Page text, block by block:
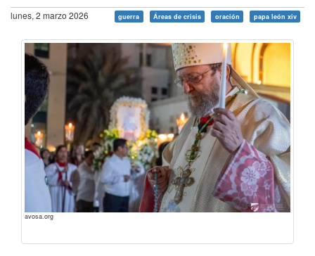
lunes, 2 marzo 2026 guerra Áreas de crisis oración papa león xiv
avosa.org